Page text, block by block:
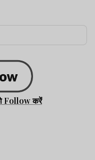
Follow करें